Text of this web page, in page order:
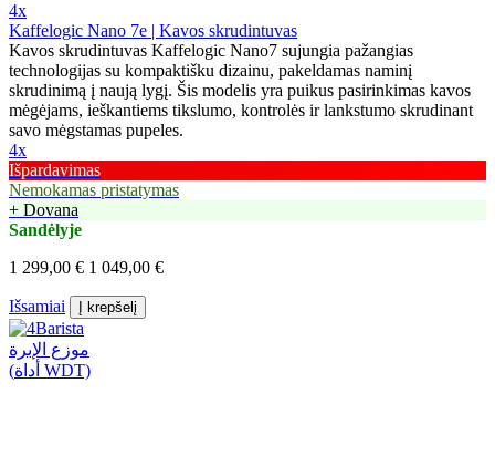
4x
Kaffelogic Nano 7e | Kavos skrudintuvas
Kavos skrudintuvas Kaffelogic Nano7 sujungia pažangias
technologijas su kompaktišku dizainu, pakeldamas naminį
skrudinimą į naują lygį. Šis modelis yra puikus pasirinkimas kavos
mėgėjams, ieškantiems tikslumo, kontrolės ir lankstumo skrudinant
savo mėgstamas pupeles.
4x
Išpardavimas
Nemokamas pristatymas
+ Dovana
Sandėlyje
1 299,00 € 1 049,00 €
Išsamiai Į krepšelį